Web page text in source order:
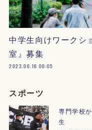
中学生向けワークシ
室』募集
2023.06.16 00:05
スポーツ
専門学校
生